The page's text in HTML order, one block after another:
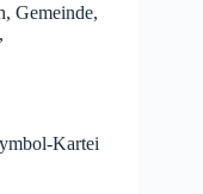
, Gemeinde,
,
Kartei